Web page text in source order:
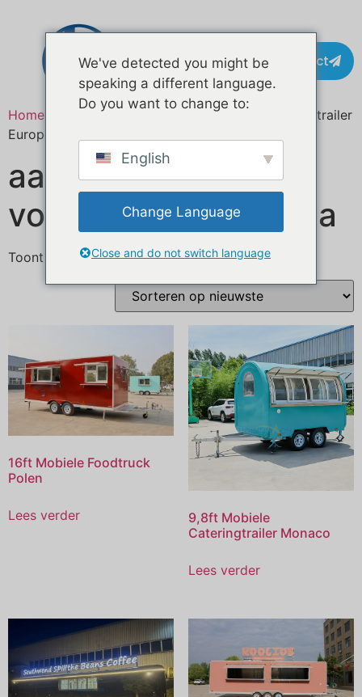
Contact
Home / Producten getagged “custom length food trailer
Europe”
aangepaste lengte
voedseltrailer Europa
Toont alle 4 resultaten
16ft Mobiele Foodtruck
Polen
Lees verder
9,8ft Mobiele
Cateringtrailer Monaco
Lees verder
We've detected you might be
speaking a different language.
Do you want to change to:
English
Change Language
Close and do not switch language